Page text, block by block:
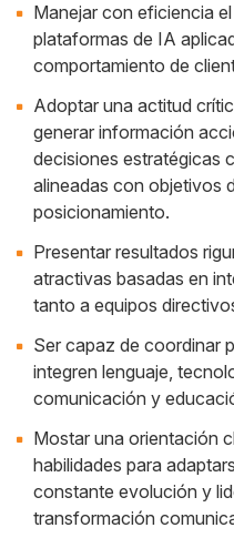
Manejar con eficiencia
plataformas de IA
comportamiento de
Adoptar una actitud
generar información
decisiones estratégicas
alineadas con objetivos
posicionamiento.
Presentar resultados
atractivas basadas en
tanto a equipos
Ser capaz de coordinar
integren lenguaje,
comunicación y
Mostar una orientación
habilidades para
constante evolución y
transformación